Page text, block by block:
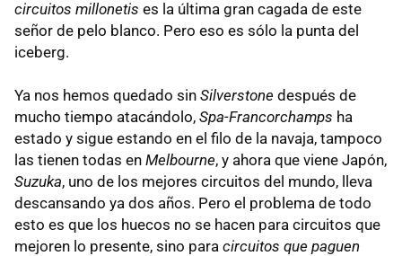
circuitos millonetis es la última gran cagada de este
señor de pelo blanco. Pero eso es sólo la punta del
iceberg.
Ya nos hemos quedado sin Silverstone después de
mucho tiempo atacándolo, Spa-Francorchamps ha
estado y sigue estando en el filo de la navaja, tampoco
las tienen todas en Melbourne, y ahora que viene Japón,
Suzuka, uno de los mejores circuitos del mundo, lleva
descansando ya dos años. Pero el problema de todo
esto es que los huecos no se hacen para circuitos que
mejoren lo presente, sino para circuitos que paguen